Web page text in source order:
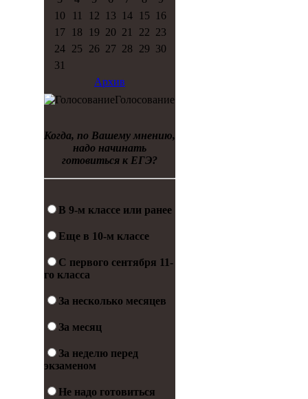
10
11 12 13 14 15
16
17
18 19 20 21 22 23
24
25 26 27 28 29 30
31
Архив
Голосование
Когда, по Вашему мнению,
надо начинать
готовиться к ЕГЭ?
В 9-м классе или ранее
Еще в 10-м классе
С первого сентября 11-
го класса
За несколько месяцев
За месяц
За неделю перед
экзаменом
Не надо готовиться